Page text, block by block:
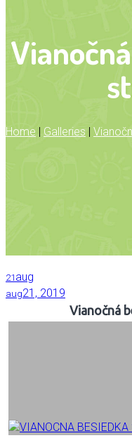
Home | Galleries |
21 aug
aug21, 2019
Vianočná